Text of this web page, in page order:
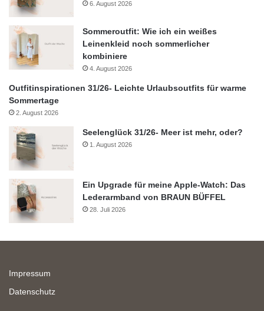
6. August 2026
Sommeroutfit: Wie ich ein weißes
Leinenkleid noch sommerlicher
kombiniere
4. August 2026
Outfitinspirationen 31/26- Leichte Urlaubsoutfits für warme
Sommertage
2. August 2026
Seelenglück 31/26- Meer ist mehr, oder?
1. August 2026
Ein Upgrade für meine Apple-Watch: Das
Lederarmband von BRAUN BÜFFEL
28. Juli 2026
Impressum
Datenschutz